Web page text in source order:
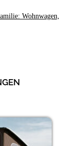
Wohnwagen,